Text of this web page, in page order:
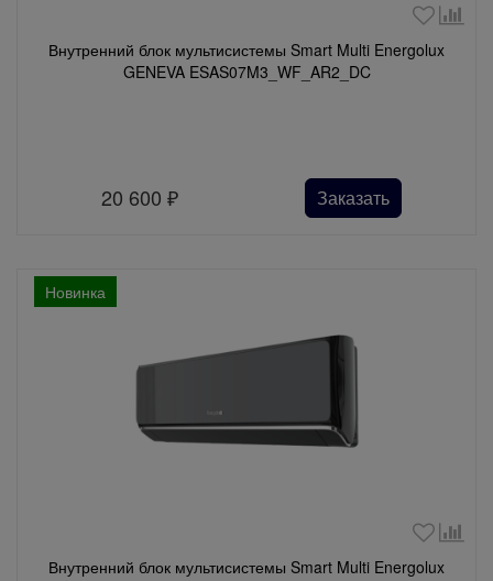
Внутренний блок мультисистемы Smart Multi Energolux
GENEVA ESAS07M3_WF_AR2_DC
20 600₽ Заказать
Новинка
Внутренний блок мультисистемы Smart Multi Energolux